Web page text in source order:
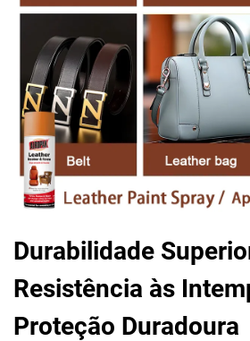
Durabilidade
Resistência às
Proteção Duradoura